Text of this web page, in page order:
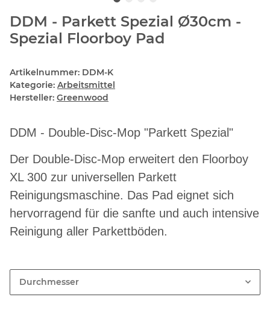
DDM - Parkett Spezial Ø30cm -
Spezial Floorboy Pad
Artikelnummer: DDM-K
Kategorie: Arbeitsmittel
Hersteller: Greenwood
DDM - Double-Disc-Mop "Parkett Spezial"
Der Double-Disc-Mop erweitert den Floorboy
XL 300 zur universellen Parkett
Reinigungsmaschine. Das Pad eignet sich
hervorragend für die sanfte und auch intensive
Reinigung aller Parkettböden.
Durchmesser